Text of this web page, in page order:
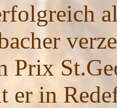
Prix
in